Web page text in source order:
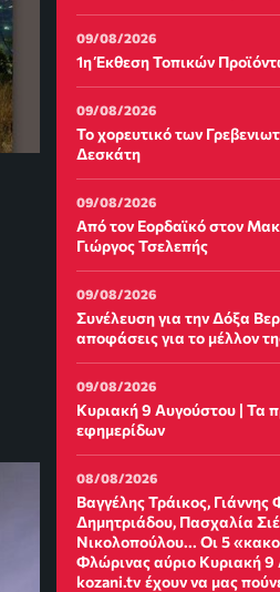
09/08/2026
1η Έκθεση Τοπικών
09/08/2026
Το χορευτικό των
Δεσκάτη
09/08/2026
Από τον Εορδαϊκό στον
Γιώργος Τσελεπής
09/08/2026
Συνέλευση για την Δόξα
αποφάσεις για το μέλλον
09/08/2026
Κυριακή 9 Αυγούστου | Τα
εφημερίδων
08/08/2026
Βαγγέλης Τράικος,
Δημητριάδου, Πασχαλία
Νικολοπούλου... Οι 5
Φλώρινας αύριο Κυριακή 9
kozani.tv έχουν να μας